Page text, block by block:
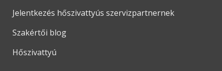
Jelentkezés hőszivattyús szervizpartnernek
Szakértői blog
Hőszivattyú